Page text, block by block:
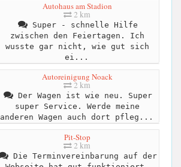
Autohaus am Stadion
2 km
Super - schnelle Hilfe
zwischen den Feiertagen. Ich
wusste gar nicht, wie gut sich
ei...
Autoreinigung Noack
2 km
Der Wagen ist wie neu. Super
super Service. Werde meine
anderen Wagen auch dort pfleg...
Pit-Stop
2 km
Die Terminvereinbarung auf der